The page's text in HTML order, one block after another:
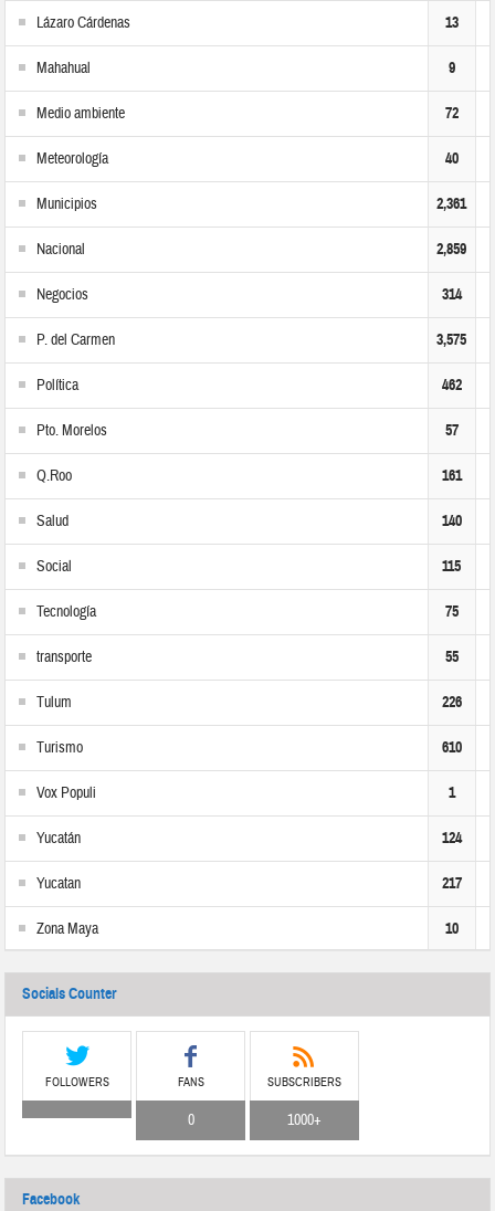
Lázaro Cárdenas 13
Mahahual 9
Medio ambiente 72
Meteorología 40
Municipios 2,361
Nacional 2,859
Negocios 314
P. del Carmen 3,575
Política 462
Pto. Morelos 57
Q.Roo 161
Salud 140
Social 115
Tecnología 75
transporte 55
Tulum 226
Turismo 610
Vox Populi 1
Yucatán 124
Yucatan 217
Zona Maya 10
Socials Counter
FOLLOWERS FANS
0
SUBSCRIBERS
1000+
Facebook